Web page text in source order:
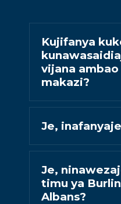
Kujifanya
vijana
makazi?
Je,
Je,
timu ya
Albans?